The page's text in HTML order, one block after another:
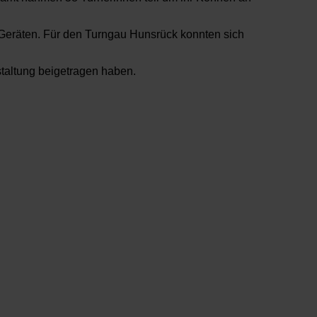
Für den Turngau Hunsrück konnten sich
beigetragen haben.